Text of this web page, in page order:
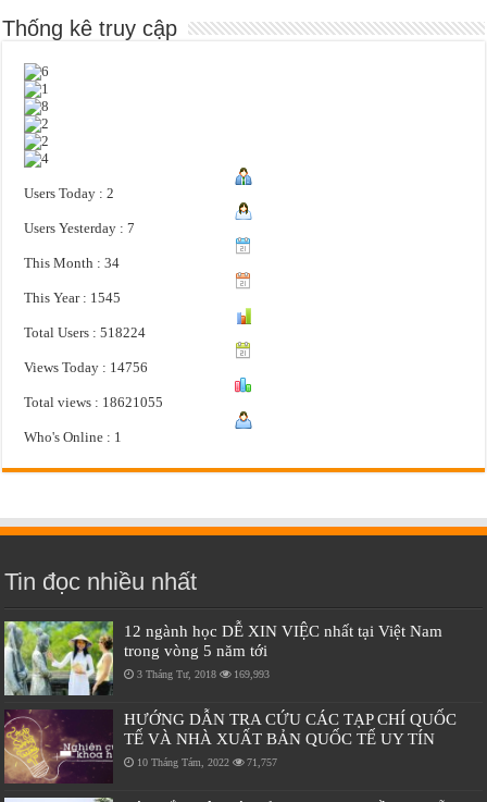
Thống kê truy cập
Users Today : 2
Users Yesterday : 7
This Month : 34
This Year : 1545
Total Users : 518224
Views Today : 14756
Total views : 18621055
Who's Online : 1
Tin đọc nhiều nhất
12 ngành học DỄ XIN VIỆC nhất tại Việt Nam
trong vòng 5 năm tới
3 Tháng Tư, 2018 169,993
HƯỚNG DẪN TRA CỨU CÁC TẠP CHÍ QUỐC
TẾ VÀ NHÀ XUẤT BẢN QUỐC TẾ UY TÍN
10 Tháng Tám, 2022 71,757